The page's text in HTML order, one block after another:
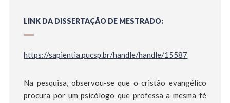
LINK DA DISSERTAÇÃO DE MESTRADO:
https://sapientia.pucsp.br/handle/handle/15587
Na pesquisa, observou-se que o cristão evangélico
procura por um psicólogo que professa a mesma fé